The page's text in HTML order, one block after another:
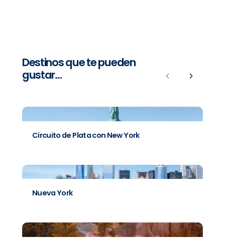
Destinos que te pueden
gustar…
PreviousNext
Circuito de Plata con New York
Nueva York